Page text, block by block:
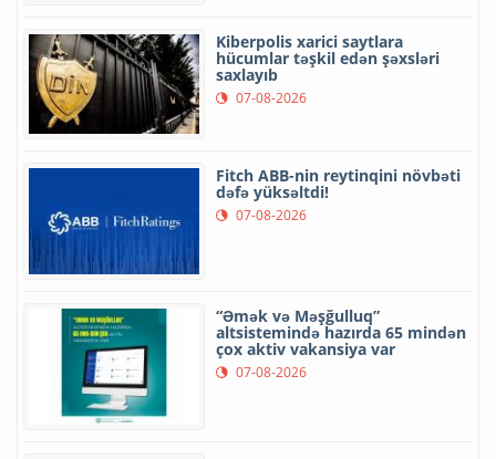
Kiberpolis xarici saytlara
hücumlar təşkil edən şəxsləri
saxlayıb
07-08-2026
Fitch ABB-nin reytinqini növbəti
dəfə yüksəltdi!
07-08-2026
“Əmək və Məşğulluq”
altsistemində hazırda 65 mindən
çox aktiv vakansiya var
07-08-2026